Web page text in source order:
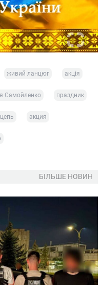
живий ланцюг акція
Самойленко праздник
акция
БІЛЬШЕ НОВИН